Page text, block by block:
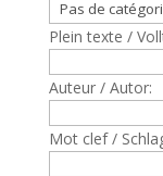
Plein texte /
Auteur / Autor:
Mot clef /